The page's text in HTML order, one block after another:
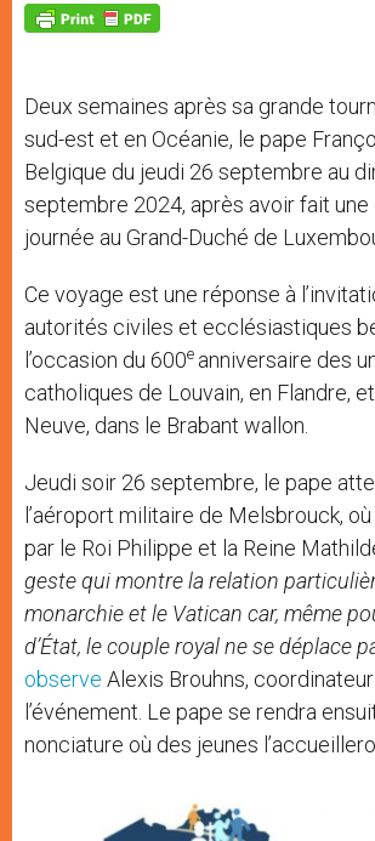
p
p
g
e
o
k
Deux semaines après sa grande
sud-est et en Océanie, le pape
Belgique du jeudi 26 septembre au
septembre 2024, après avoir fait une
journée au Grand-Duché de
Ce voyage est une réponse à
autorités civiles et ecclésiastiques
l’occasion du 600e anniversaire des
catholiques de Louvain, en Flandre,
Neuve, dans le Brabant wallon.
Jeudi soir 26 septembre, le pape
l’aéroport militaire de Melsbrouck,
par le Roi Philippe et la Reine
geste qui montre la relation
monarchie et le Vatican car, même
d’État, le couple royal ne se déplace
observe Alexis Brouhns,
l’événement. Le pape se rendra
nonciature où des jeunes